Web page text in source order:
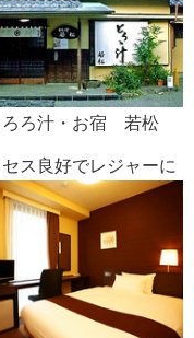
ろろ汁・お宿 若松
ス良好でレジャーに
便利